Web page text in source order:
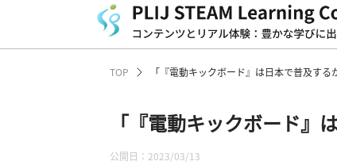
TOP 「『電動キックボード』は日本で普及す
「『電動キックボード』
公開日：2023/03/13